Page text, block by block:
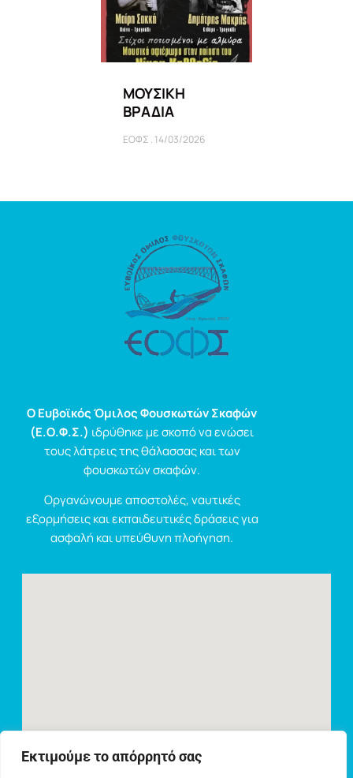
Εκτιμούμε το απόρρητό σας
ΜΟΥΣΙΚΗ
ΒΡΑΔΙΑ
ΕΟΦΣ 14/03/2026
Ο Ευβοϊκός Όμιλος Φουσκωτών Σκαφών
(Ε.Ο.Φ.Σ.) ιδρύθηκε με σκοπό να ενώσει
τους λάτρεις της θάλασσας και των
φουσκωτών σκαφών.
Οργανώνουμε αποστολές, ναυτικές
εξορμήσεις και εκπαιδευτικές δράσεις για
ασφαλή και υπεύθυνη πλοήγηση.